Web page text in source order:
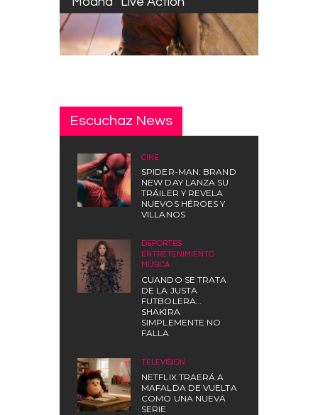
Escuchaz News
CINE
SPIDER-MAN: BRAND
NEW DAY LANZA SU
TRÁILER Y REVELA
NUEVOS HÉROES Y
VILLANOS
DEPORTES
ENTRETENIMIENTO
MÚSICA
CUANDO SE TRATA
DE LA JUSTA
FUTBOLERA…
SHAKIRA
SIMPLEMENTE NO
FALLA
TELEVISIÓN
NETFLIX TRAERÁ A
MAFALDA DE VUELTA
COMO UNA NUEVA
SERIE